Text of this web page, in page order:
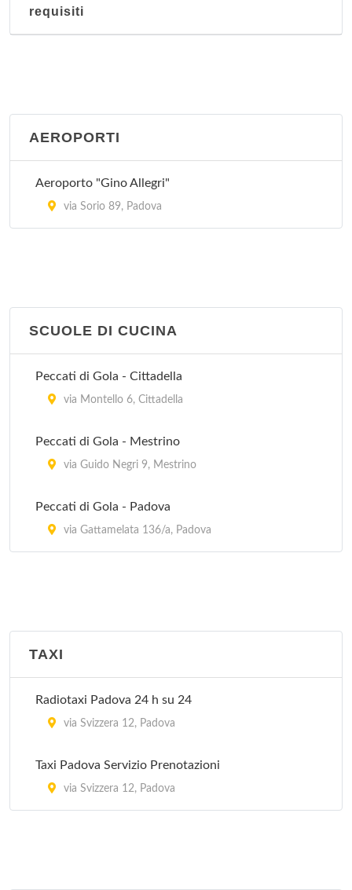
requisiti
AEROPORTI
Aeroporto "Gino Allegri"
via Sorio 89, Padova
SCUOLE DI CUCINA
Peccati di Gola - Cittadella
via Montello 6, Cittadella
Peccati di Gola - Mestrino
via Guido Negri 9, Mestrino
Peccati di Gola - Padova
via Gattamelata 136/a, Padova
TAXI
Radiotaxi Padova 24 h su 24
via Svizzera 12, Padova
Taxi Padova Servizio Prenotazioni
via Svizzera 12, Padova